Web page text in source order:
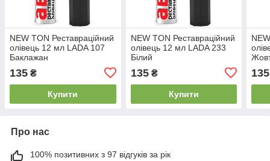
NEW TON Реставраційний
олівець 12 мл LADA 107
Баклажан
135 ₴
Купити
NEW TON Реставраційний
олівець 12 мл LADA 233
Білий
135₴
Купити
135
Про нас
100% позитивних з 97 відгуків за рік